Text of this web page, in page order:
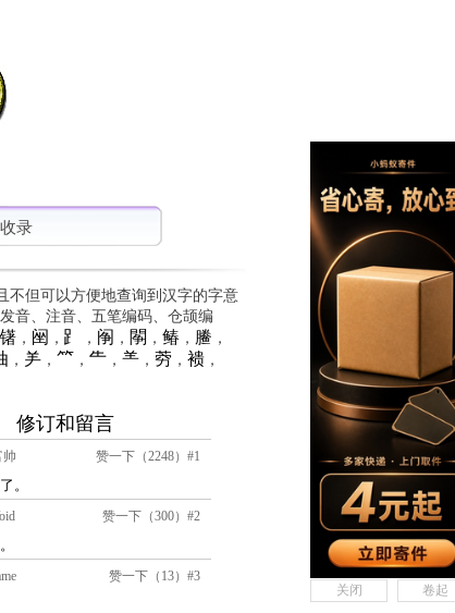
录
不但可以方便地查询到汉字的字意
音、注音、五笔编码、仓颉编
䦃， 䦷 ， ⻊ ， 䦶 ， 䦛 ， 䲠 ， 䲢 ，
， ⺶， ⺮ ， ⺧， ⺷， 䓖， 䙌，
关闭 卷起